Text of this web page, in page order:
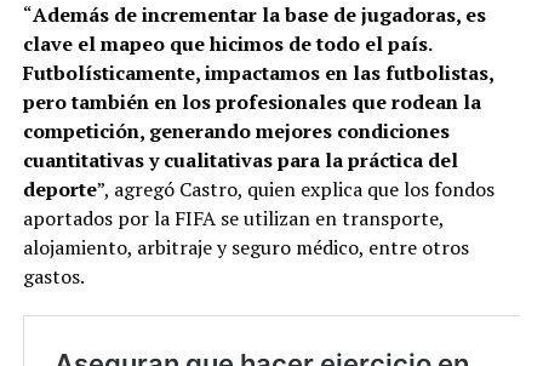
“Además de incrementar la base de jugadoras, es
clave el mapeo que hicimos de todo el país.
Futbolísticamente, impactamos en las futbolistas,
pero también en los profesionales que rodean la
competición, generando mejores condiciones
cuantitativas y cualitativas para la práctica del
deporte”, agregó Castro, quien explica que los fondos
aportados por la FIFA se utilizan en transporte,
alojamiento, arbitraje y seguro médico, entre otros
gastos.